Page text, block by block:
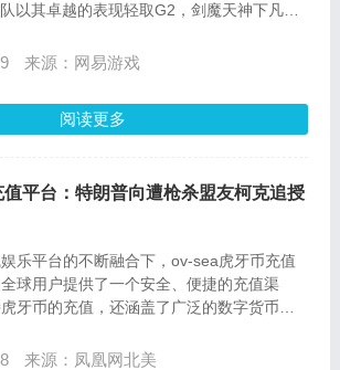
以其卓越的表现轻取G2，剑魔天神下凡般
等级，为喜爱的战队加油助威，他们的贡
来源：网易游戏
阅读更多
平台：特朗普向遭枪杀盟友柯克追授
乐平台的不断融合下，ov-sea虎牙币充值
球用户提供了一个安全、便捷的充值渠
牙币的充值，还涵盖了广泛的数字货币交
来源：凤凰网北美